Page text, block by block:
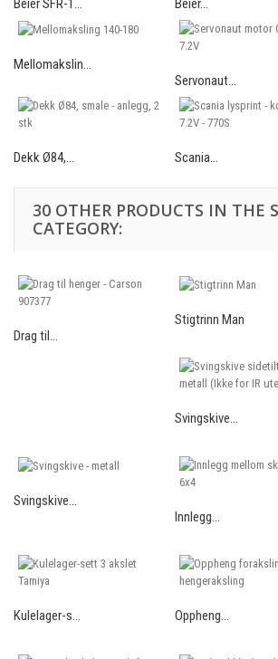
Beier SFR-1... Beier...
Mellomakslin...
Servonaut...
Dekk Ø84,... Scania...
30 OTHER PRODUCTS IN THE
CATEGORY:
Drag til...
Stigtrinn Man
Svingskive...
Svingskive...
Innlegg...
Kulelager-s... Oppheng...